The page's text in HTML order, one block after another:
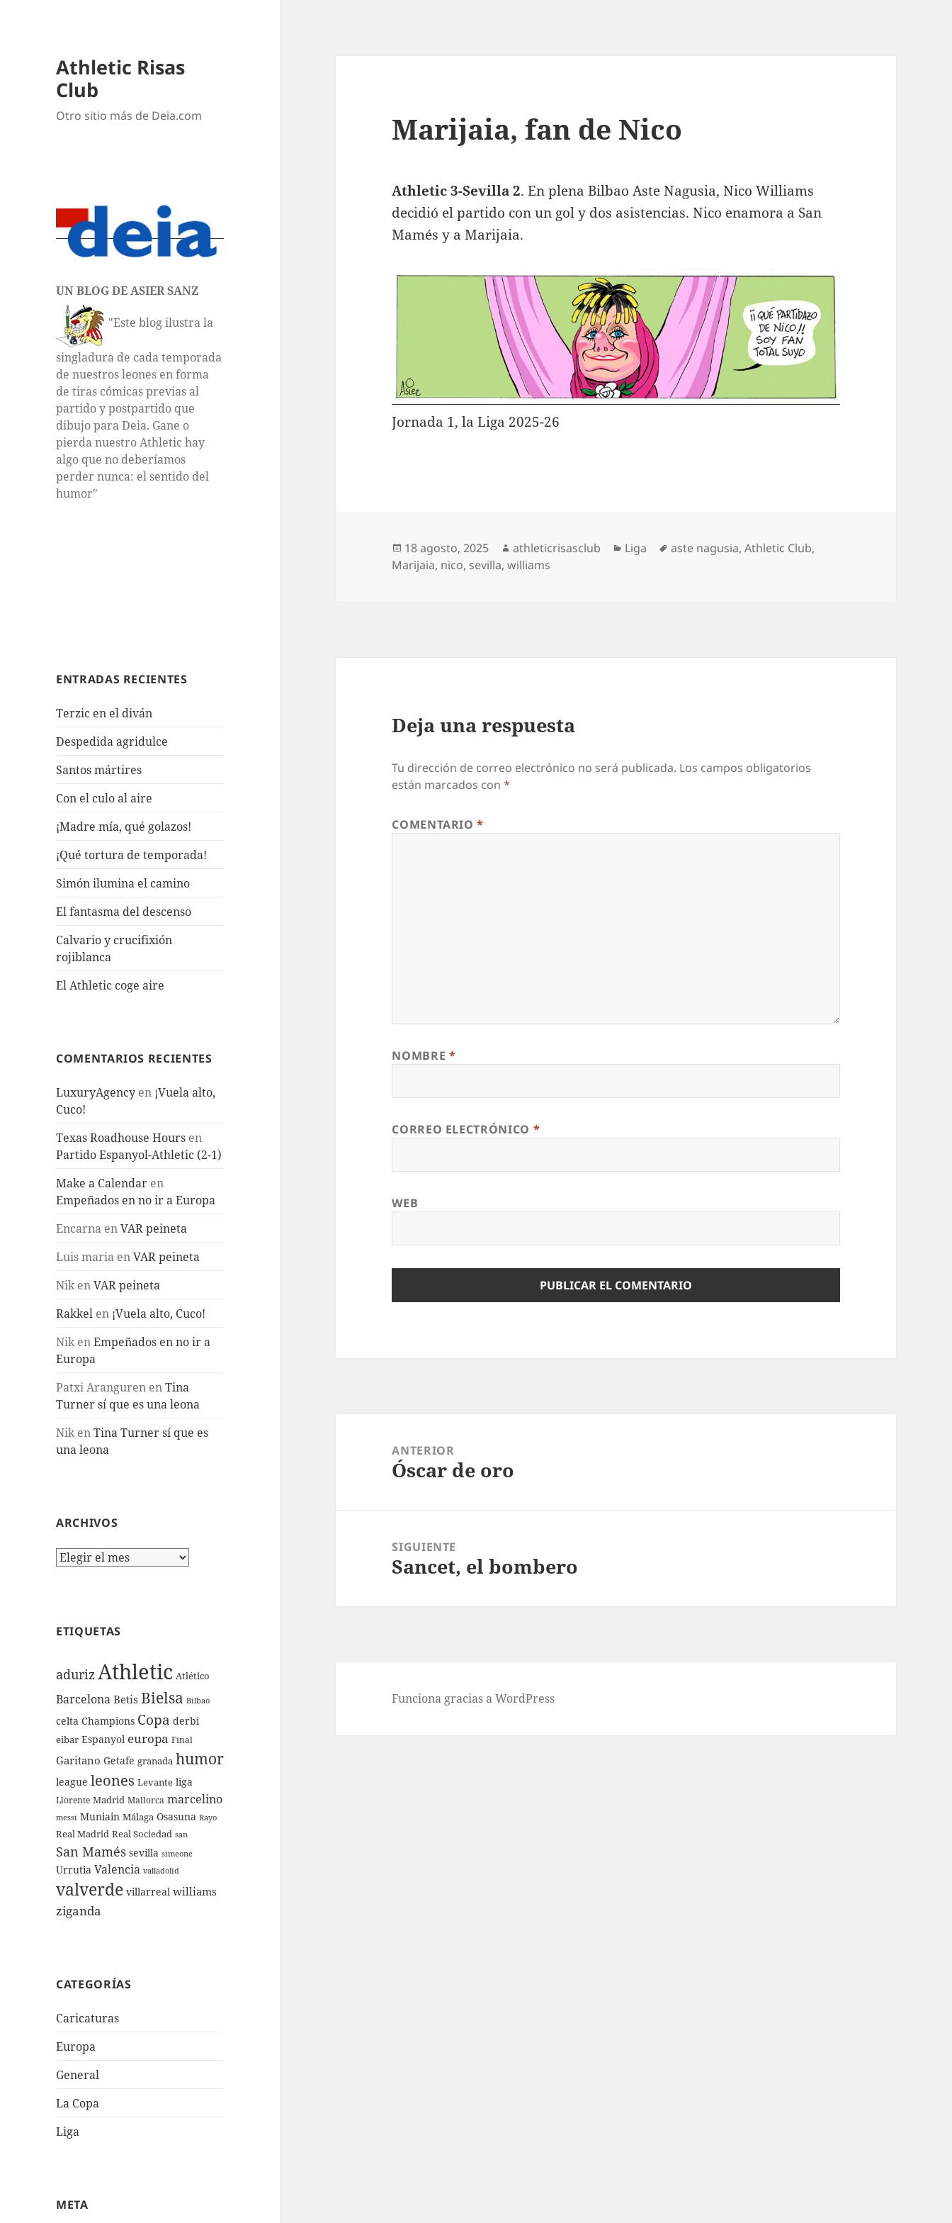
Athletic Risas
Club
Otro sitio más de Deia.com
UN BLOG DE ASIER SANZ
"Este blog ilustra la
singladura de cada temporada
de nuestros leones en forma
de tiras cómicas previas al
partido y postpartido que
dibujo para Deia. Gane o
pierda nuestro Athletic hay
algo que no deberíamos
perder nunca: el sentido del
humor"
ENTRADAS RECIENTES
Terzic en el diván
Despedida agridulce
Santos mártires
Con el culo al aire
¡Madre mía, qué golazos!
¡Qué tortura de temporada!
Simón ilumina el camino
El fantasma del descenso
Calvario y crucifixión
rojiblanca
El Athletic coge aire
COMENTARIOS RECIENTES
LuxuryAgency en ¡Vuela alto,
Cuco!
Texas Roadhouse Hours en
Partido Espanyol-Athletic (2-1)
Make a Calendar en
Empeñados en no ir a Europa
Encarna enVAR peineta
Luis maria enVAR peineta
NikenVAR peineta
Rakkel en ¡Vuela alto, Cuco!
NikenEmpeñados en no ir a
Europa
Patxi Aranguren enTina
Turner sí que es una leona
NikenTina Turner sí que es
una leona
ARCHIVOS
Archivos
ETIQUETAS
adurizAthletic Atlético
Barcelona Betis Bielsa Bilbao
celta Champions Copa derbi
eibar Espanyol europa Final
Garitano Getafe granada humor
league leones Levante liga
Llorente Madrid Mallorca marcelino
messi Muniain Málaga Osasuna Rayo
Real Madrid Real Sociedad san
San Mamés sevilla simeone
Urrutia Valencia valladolid
valverde villarreal williams
ziganda
CATEGORÍAS
Caricaturas
Europa
General
La Copa
Liga
META
Marijaia, fan de Nico
Athletic 3-Sevilla 2. En plena Bilbao Aste Nagusia, Nico Williams
decidió el partido con un gol y dos asistencias. Nico enamora a San
Mamés y a Marijaia.
Jornada 1, la Liga 2025-26
Publicado
el
18 agosto, 2025 Autor
athleticrisasclub Categorías
Liga Etiquetas
aste nagusia,Athletic Club,
Marijaia, nico, sevilla,williams
Deja una respuesta
Tu dirección de correo electrónico no será publicada. Los campos obligatorios
están marcados con*
COMENTARIO*
NOMBRE *
CORREO ELECTRÓNICO *
WEB
entradas
ANTERIOR
Entrada
Óscar de oro
SIGUIENTE
Entrada
Sancet, el bombero
Funciona gracias a WordPress